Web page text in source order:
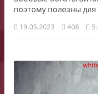
поэтому полезны
19.05.2023 408